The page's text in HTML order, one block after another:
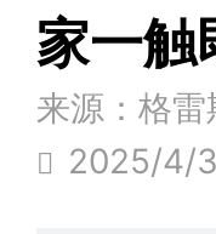
家一触
来源：格雷
2025/4/